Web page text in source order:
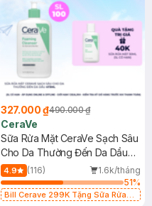
327.000 ₫490.000 ₫
CeraVe
Sữa Rửa Mặt CeraVe Sạch Sâu
Cho Da Thường Đến Da Dầu
473ml
4.9 (116)
1.6k/tháng
51%
Bill Cerave 299K Tặng Sữa Rửa